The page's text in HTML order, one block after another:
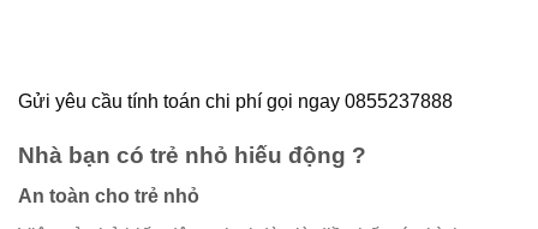
Gửi yêu cầu tính toán chi phí gọi ngay 0855237888
Nhà bạn có trẻ nhỏ hiếu động ?
An toàn cho trẻ nhỏ